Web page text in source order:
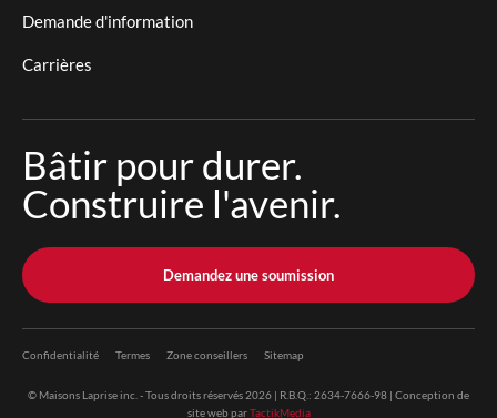
Demande d'information
Carrières
Bâtir pour durer.
Construire l'avenir.
Demandez une soumission
Confidentialité Termes Zone conseillers Sitemap
© Maisons Laprise inc. - Tous droits réservés 2026 | R.B.Q.: 2634-7666-98 | Conception de
site web parTactikMedia